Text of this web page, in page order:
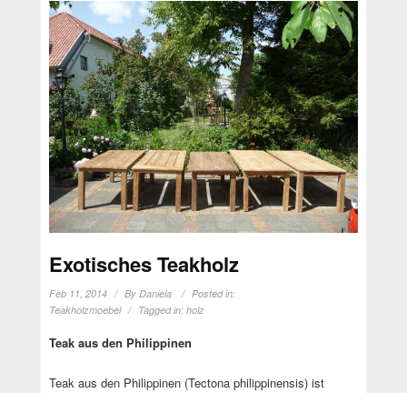
Exotisches Teakholz
Feb 11, 2014 By Daniela
Posted in:
Teakholzmoebel
Tagged in: holz
Teak aus den Philippinen
Teak aus den Philippinen (Tectona philippinensis) ist